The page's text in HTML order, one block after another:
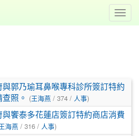
與郭乃瑜耳鼻喉專科診所簽訂特約
照。 (王海燕 / 374 / 人事)
與饗泰多花蓮店簽訂特約商店消費
海燕 / 316 / 人事)